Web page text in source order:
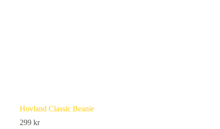
Hovland Classic Beanie
299 kr